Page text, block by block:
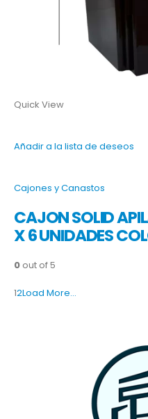
Quick View
Añadir a la lista de deseos
Cajones y Canastos
CAJON SOLID
X 6 UNIDADES
0 out of 5
12Load More…